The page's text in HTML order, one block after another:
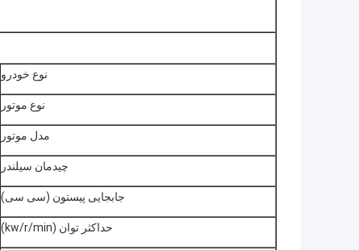
نوع خودرو
نوع موتور
مدل موتور
چیدمان سیلندر
جابجایی پیستون (سی سی)
حداکثر توان (kw/r/min)